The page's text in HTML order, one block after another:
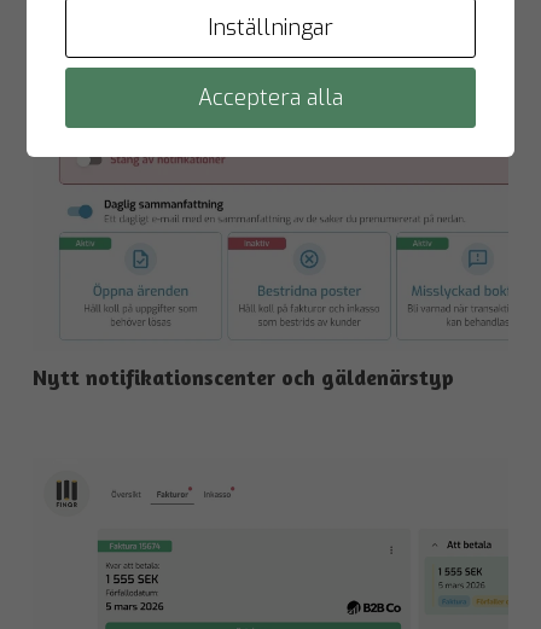
Nytt notifikationscenter och gäldenärstyp
Inställningar
Acceptera alla